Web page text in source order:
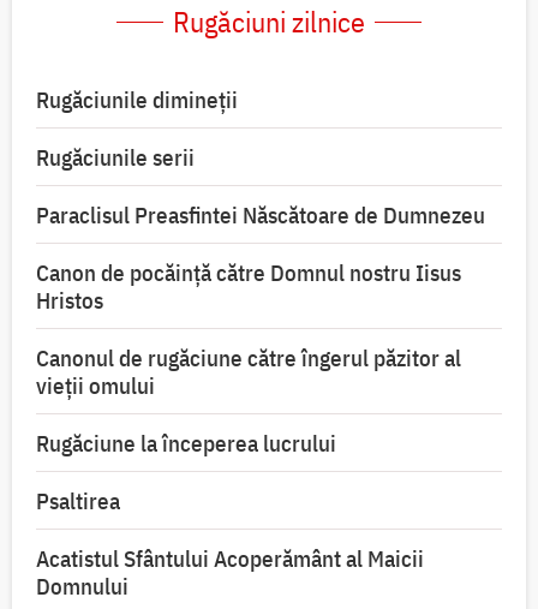
Rugăciuni zilnice
Rugăciunile dimineții
Rugăciunile serii
Paraclisul Preasfintei Născătoare de Dumnezeu
Canon de pocăință către Domnul nostru Iisus
Hristos
Canonul de rugăciune către îngerul păzitor al
vieții omului
Rugăciune la începerea lucrului
Psaltirea
Acatistul Sfântului Acoperământ al Maicii
Domnului